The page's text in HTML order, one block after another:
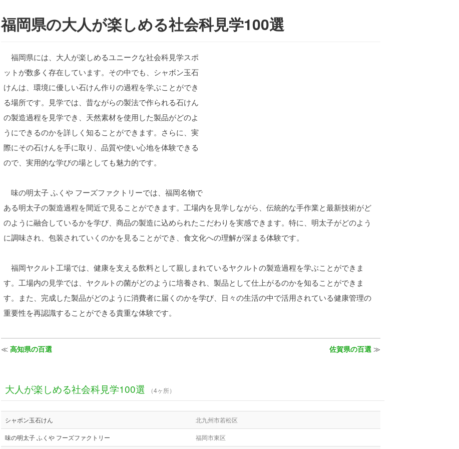
福岡県の大人が楽しめる社会科見学100選
福岡県には、大人が楽しめるユニークな社会科見学スポ
ットが数多く存在しています。その中でも、シャボン玉石
けんは、環境に優しい石けん作りの過程を学ぶことができ
る場所です。見学では、昔ながらの製法で作られる石けん
の製造過程を見学でき、天然素材を使用した製品がどのよ
うにできるのかを詳しく知ることができます。さらに、実
際にその石けんを手に取り、品質や使い心地を体験できる
ので、実用的な学びの場としても魅力的です。
味の明太子 ふくや フーズファクトリーでは、福岡名物で
ある明太子の製造過程を間近で見ることができます。工場内を見学しながら、伝統的な手作業と最新技術がど
のように融合しているかを学び、商品の製造に込められたこだわりを実感できます。特に、明太子がどのよう
に調味され、包装されていくのかを見ることができ、食文化への理解が深まる体験です。
福岡ヤクルト工場では、健康を支える飲料として親しまれているヤクルトの製造過程を学ぶことができま
す。工場内の見学では、ヤクルトの菌がどのように培養され、製品として仕上がるのかを知ることができま
す。また、完成した製品がどのように消費者に届くのかを学び、日々の生活の中で活用されている健康管理の
重要性を再認識することができる貴重な体験です。
≪ 高知県の百選 佐賀県の百選≫
大人が楽しめる社会科見学100選 （4ヶ所）
シャボン玉石けん 北九州市若松区
味の明太子 ふくや フーズファクトリー 福岡市東区